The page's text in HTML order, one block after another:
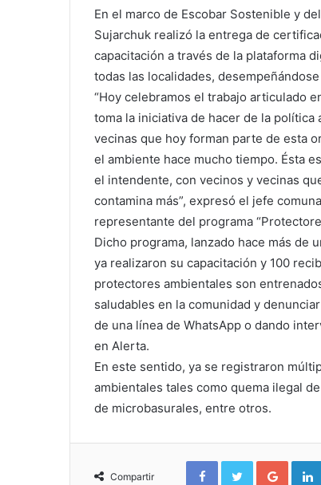
En el marco de Escobar Sostenible y
Sujarchuk realizó la entrega de
capacitación a través de la plataforma
todas las localidades,
“Hoy celebramos el trabajo articulado
toma la iniciativa de hacer de la
vecinas que hoy forman parte de esta
el ambiente hace mucho tiempo. Ésta
el intendente, con vecinos y vecinas
contamina más”, expresó el jefe
representante del programa
Dicho programa, lanzado hace más de
ya realizaron su capacitación y 100
protectores ambientales son
saludables en la comunidad y
de una línea de WhatsApp o dando
en Alerta.
En este sentido, ya se registraron
ambientales tales como quema ilegal
de microbasurales, entre otros.
Compartir
FacebookTwitter